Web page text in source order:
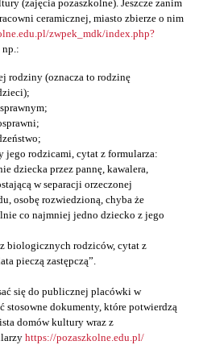
(zajęcia pozaszkolne). Jeszcze zanim
ceramicznej, miasto zbierze o nim
zwpek_mdk/index.php?
rodziny (oznacza to rodzinę
jego rodzicami, cytat z formularza:
dziecka przez pannę, kawalera,
w separacji orzeczonej
osobę rozwiedzioną, chyba że
co najmniej jedno dziecko z jego
biologicznych rodziców, cytat z
pieczą zastępczą”.
się do publicznej placówki w
stosowne dokumenty, które potwierdzą
domów kultury wraz z
https://pozaszkolne.edu.pl/